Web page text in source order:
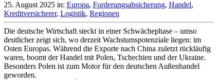
25. August 2025 in: Europa, Forderungsabsicherung, Handel,
Kreditversicherer, Logistik, Regionen
Die deutsche Wirtschaft steckt in einer Schwächephase – umso
deutlicher zeigt sich, wo derzeit Wachstumspotenziale liegen: im
Osten Europas. Während die Exporte nach China zuletzt rückläufig
waren, boomt der Handel mit Polen, Tschechien und der Ukraine.
Besonders Polen ist zum Motor für den deutschen Außenhandel
geworden.